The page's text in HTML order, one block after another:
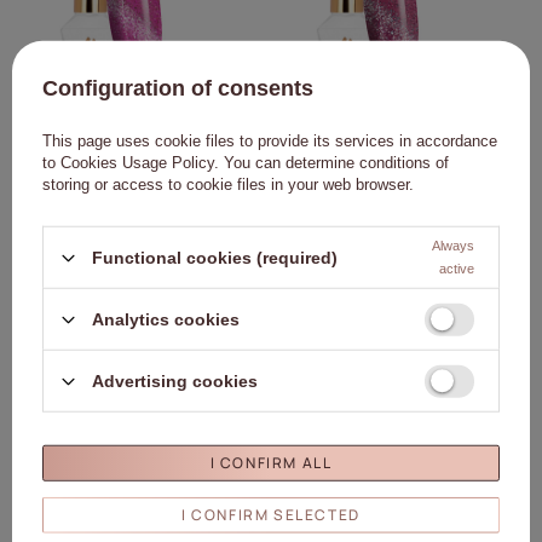
Гібридний лак LED/UV Gel Polish Cat
Eye Glacier Crush № 254 Fuchsia
Molly Nails без HEMA/Di-HEMA, 8 г
29,90 zł
В КОШИК
Гібридний лак LED/UV Gel Polish Cat
Eye Glacier Crush № 253 Mauve Molly
Nails без HEMA/Di-HEMA, 8 г
29,90 zł
В КОШИК
Натисніть, щоб
Configuration of consents
This page uses cookie files to provide its services in accordance
to Cookies Usage Policy. You can determine conditions of
storing or access to cookie files in your web browser.
Functional cookies (required)
Always
active
Analytics cookies
Advertising cookies
I CONFIRM SELECTED
I CONFIRM ALL